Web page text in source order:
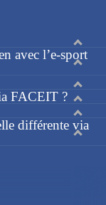
avec l’e-sport
FACEIT ?
différente via